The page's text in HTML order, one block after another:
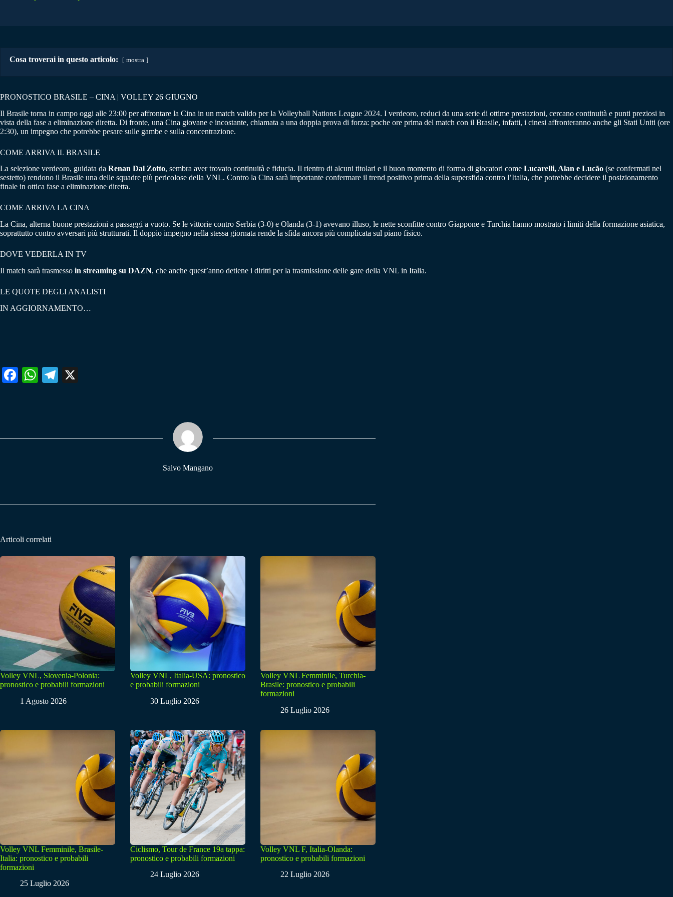
Cosa troverai in questo articolo: mostra
PRONOSTICO BRASILE – CINA | VOLLEY 26 GIUGNO
Il Brasile torna in campo oggi alle 23:00 per affrontare la Cina in un match valido per la Volleyball Nations League 2024. I verdeoro, reduci da una serie di ottime prestazioni, cercano continuità e punti preziosi in
vista della fase a eliminazione diretta. Di fronte, una Cina giovane e incostante, chiamata a una doppia prova di forza: poche ore prima del match con il Brasile, infatti, i cinesi affronteranno anche gli Stati Uniti (ore
2:30), un impegno che potrebbe pesare sulle gambe e sulla concentrazione.
COME ARRIVA IL BRASILE
La selezione verdeoro, guidata da Renan Dal Zotto, sembra aver trovato continuità e fiducia. Il rientro di alcuni titolari e il buon momento di forma di giocatori come Lucarelli, Alan e Lucão (se confermati nel
sestetto) rendono il Brasile una delle squadre più pericolose della VNL. Contro la Cina sarà importante confermare il trend positivo prima della supersfida contro l’Italia, che potrebbe decidere il posizionamento
finale in ottica fase a eliminazione diretta.
COME ARRIVA LA CINA
La Cina, alterna buone prestazioni a passaggi a vuoto. Se le vittorie contro Serbia (3-0) e Olanda (3-1) avevano illuso, le nette sconfitte contro Giappone e Turchia hanno mostrato i limiti della formazione asiatica,
soprattutto contro avversari più strutturati. Il doppio impegno nella stessa giornata rende la sfida ancora più complicata sul piano fisico.
DOVE VEDERLA IN TV
Il match sarà trasmesso in streaming su DAZN, che anche quest’anno detiene i diritti per la trasmissione delle gare della VNL in Italia.
LE QUOTE DEGLI ANALISTI
IN AGGIORNAMENTO…
Fa W
pp
Te
m
Salvo Mangano
Articoli correlati
Volley VNL, Slovenia-Polonia:
pronostico e probabili formazioni
1 Agosto 2026
Volley VNL, Italia-USA: pronostico
e probabili formazioni
30 Luglio 2026
Volley VNL Femminile, Turchia-
Brasile: pronostico e probabili
formazioni
26 Luglio 2026
Volley VNL Femminile, Brasile-
Italia: pronostico e probabili
formazioni
25 Luglio 2026
Ciclismo, Tour de France 19a tappa:
pronostico e probabili formazioni
24 Luglio 2026
Volley VNL F, Italia-Olanda:
pronostico e probabili formazioni
22 Luglio 2026